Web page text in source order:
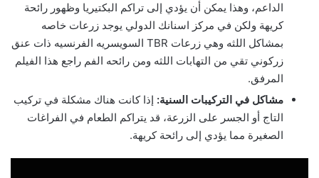
الداعم، وهذا يمكن أن يؤدي إلى تراكم البكتيريا وظهور رائحة
كريهة ولكن في مركز اسنانك الدولي يوجد زرعات خاصه
بمشاكل اللثه وهي زرعات TBR السويسريه الفرنسيه ذات عنق
زركوني تقي من التهابات اللثه ومن رائحه الفم راجع هذا الفيلم
المرفق.
مشاكل في التركيبات السنية: إذا كانت هناك مشكلة في تركيب
التاج أو الجسر على الزرعة، قد يتراكم الطعام في الفراغات
الصغيرة مما يؤدي إلى رائحة كريهة.